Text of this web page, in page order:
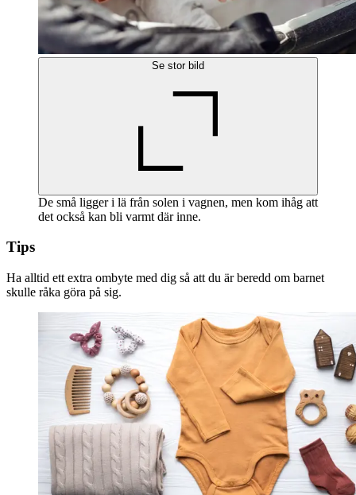
Se stor bild
De små ligger i lä från solen i vagnen, men kom ihåg att
det också kan bli varmt där inne.
Tips
Ha alltid ett extra ombyte med dig så att du är beredd om barnet
skulle råka göra på sig.